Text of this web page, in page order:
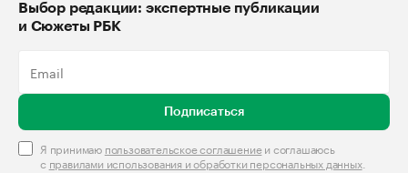
Выбор редакции: экспертные публикации
и Сюжеты РБК
Подписаться
Я принимаю пользовательское соглашениеи соглашаюсь
с правилами использования и обработки персональных данных.